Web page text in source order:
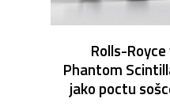
Rolls-
Phantom
jako poctu